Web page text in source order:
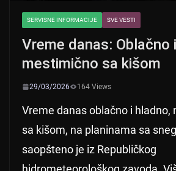
SERVISNE INFORMACIJE SVE VESTI
Vreme danas: Oblačno
mestimično sa kišom
29/03/2026 164 Views
Vreme danas oblačno i hladno,
sa kišom, na planinama sa
saopšteno je iz Republičkog